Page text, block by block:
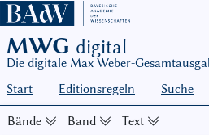
MWG digital
Die digitale Max Weber-
Start
Editionsregeln Suche
Bände Band Text